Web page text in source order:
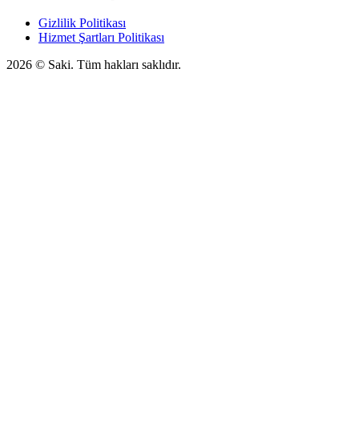
Gizlilik Politikası
Hizmet Şartları Politikası
2026 © Saki. Tüm hakları saklıdır.